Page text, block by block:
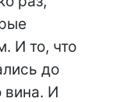
И то, что
до
вина. И